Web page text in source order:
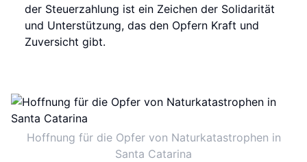
der Steuerzahlung ist ein Zeichen der Solidarität
und Unterstützung, das den Opfern Kraft und
Zuversicht gibt.
Hoffnung für die Opfer von Naturkatastrophen in
Santa Catarina